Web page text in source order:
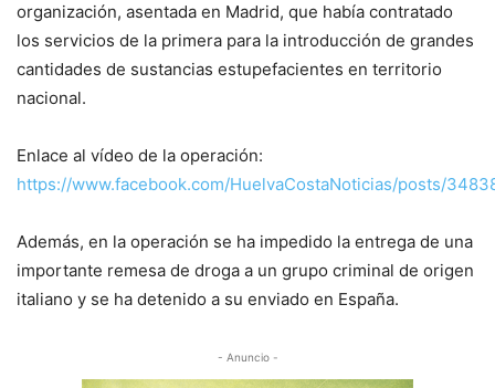
organización, asentada en Madrid, que había contratado
los servicios de la primera para la introducción de grandes
cantidades de sustancias estupefacientes en territorio
nacional.
Enlace al vídeo de la operación:
https://www.facebook.com/HuelvaCostaNoticias/posts/
Además, en la operación se ha impedido la entrega de una
importante remesa de droga a un grupo criminal de origen
italiano y se ha detenido a su enviado en España.
- Anuncio -